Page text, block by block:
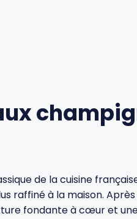
de la cuisine
raffiné à la maison. Après
fondante à cœur et